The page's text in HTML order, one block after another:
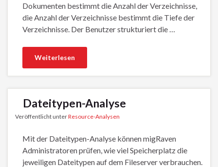
Dokumenten bestimmt die Anzahl der Verzeichnisse,
die Anzahl der Verzeichnisse bestimmt die Tiefe der
Verzeichnisse. Der Benutzer strukturiert die …
Weiterlesen
Dateitypen-Analyse
Veröffentlicht unterResource-Analysen
Mit der Dateitypen-Analyse können migRaven
Administratoren prüfen, wie viel Speicherplatz die
jeweiligen Dateitypen auf dem Fileserver verbrauchen.